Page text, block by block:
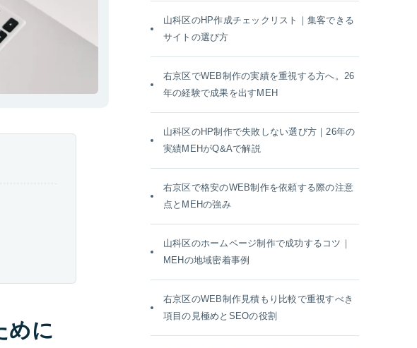
めに
山科区のHP作成チェックリスト｜集客できる
サイトの選び方
右京区でWEB制作の実績を重視する方へ。26
年の経験で成果を出すMEH
山科区のHP制作で失敗しない選び方｜26年の
実績MEHがQ&Aで解説
右京区で格安のWEB制作を依頼する際の注意
点とMEHの強み
山科区のホームページ制作で成功するコツ｜
MEHの地域密着事例
右京区のWEB制作見積もり比較で重視すべき
項目の見極めとSEOの役割